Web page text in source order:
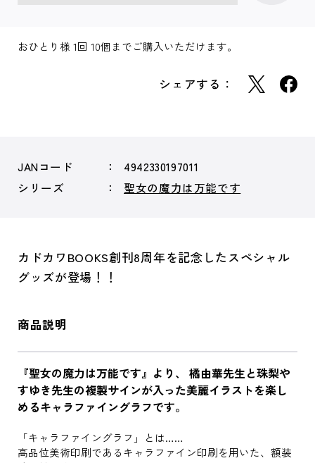
おひとり様 1回 10個までご購入いただけます。
シェアする：
JANコード
4942330197011
シリーズ
聖女の魔力は万能です
カドカワBOOKS創刊8周年を記念したスペシャル
グッズが登場！！
商品説明
『聖女の魔力は万能です』より、 橘由華先生と珠梨や
すゆき先生の複製サインが入った美麗イラストを楽し
めるキャラファイングラフです。
「キャラファイングラフ」とは……
高品位美術印刷であるキャラファイン印刷を用いた、額装